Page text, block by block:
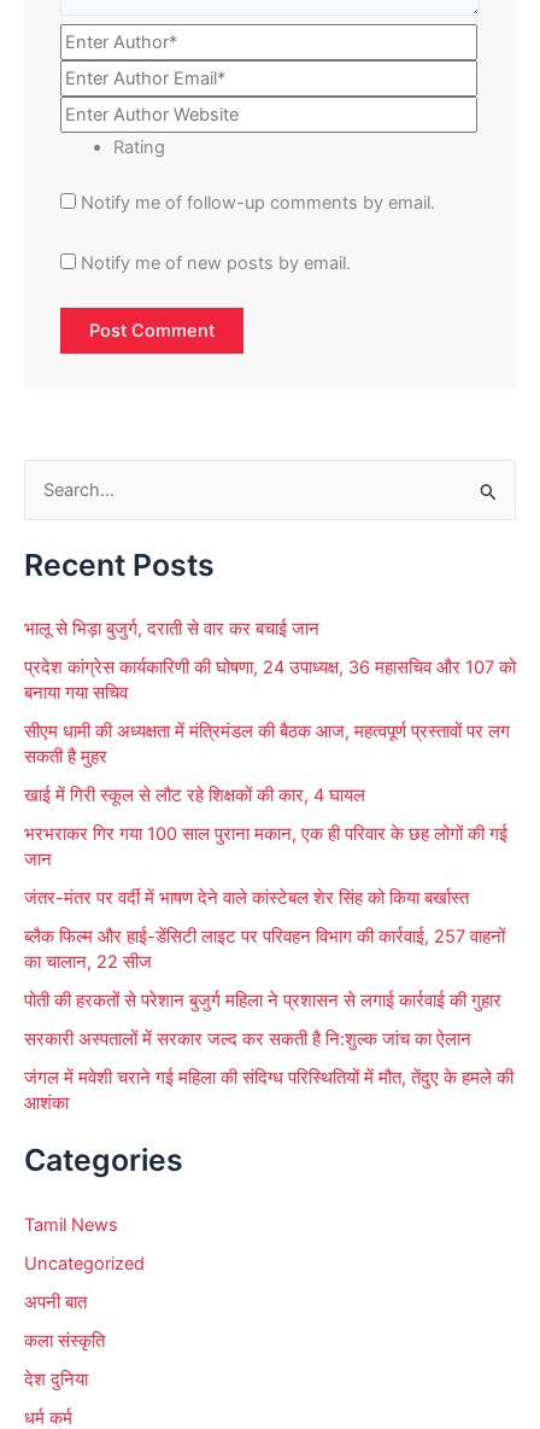
Rating
Notify me of follow-up comments by email.
Notify me of new posts by email.
a
c
h
o
Recent Posts
भालू से भिड़ा बुजुर्ग, दराती से वार कर बचाई जान
प्रदेश कांग्रेस कार्यकारिणी की घोषणा, 24 उपाध्यक्ष, 36 महासचिव और 107 को
बनाया गया सचिव
सीएम धामी की अध्यक्षता में मंत्रिमंडल की बैठक आज, महत्वपूर्ण प्रस्तावों पर लग
सकती है मुहर
खाई में गिरी स्कूल से लौट रहे शिक्षकों की कार, 4 घायल
भरभराकर गिर गया 100 साल पुराना मकान, एक ही परिवार के छह लोगों की गई
जान
जंतर-मंतर पर वर्दी में भाषण देने वाले कांस्टेबल शेर सिंह को किया बर्खास्त
ब्लैक फिल्म और हाई-डेंसिटी लाइट पर परिवहन विभाग की कार्रवाई, 257 वाहनों
का चालान, 22 सीज
पोती की हरकतों से परेशान बुजुर्ग महिला ने प्रशासन से लगाई कार्रवाई की गुहार
सरकारी अस्पतालों में सरकार जल्द कर सकती है नि:शुल्क जांच का ऐलान
जंगल में मवेशी चराने गई महिला की संदिग्ध परिस्थितियों में मौत, तेंदुए के हमले की
आशंका
Categories
Tamil News
Uncategorized
अपनी बात
कला संस्कृति
देश दुनिया
धर्म कर्म